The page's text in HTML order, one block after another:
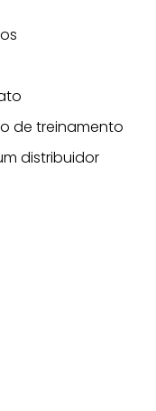
de treinamento
distribuidor